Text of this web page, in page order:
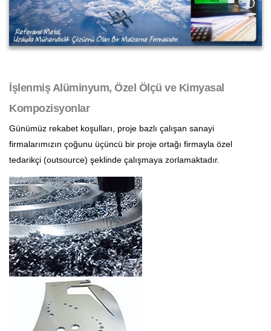
İşlenmiş Alüminyum, Özel Ölçü ve Kimyasal
Kompozisyonlar
Günümüz rekabet koşulları, proje bazlı çalışan sanayi
firmalarımızın çoğunu üçüncü bir proje ortağı firmayla özel
tedarikçi (outsource) şeklinde çalışmaya zorlamaktadır.